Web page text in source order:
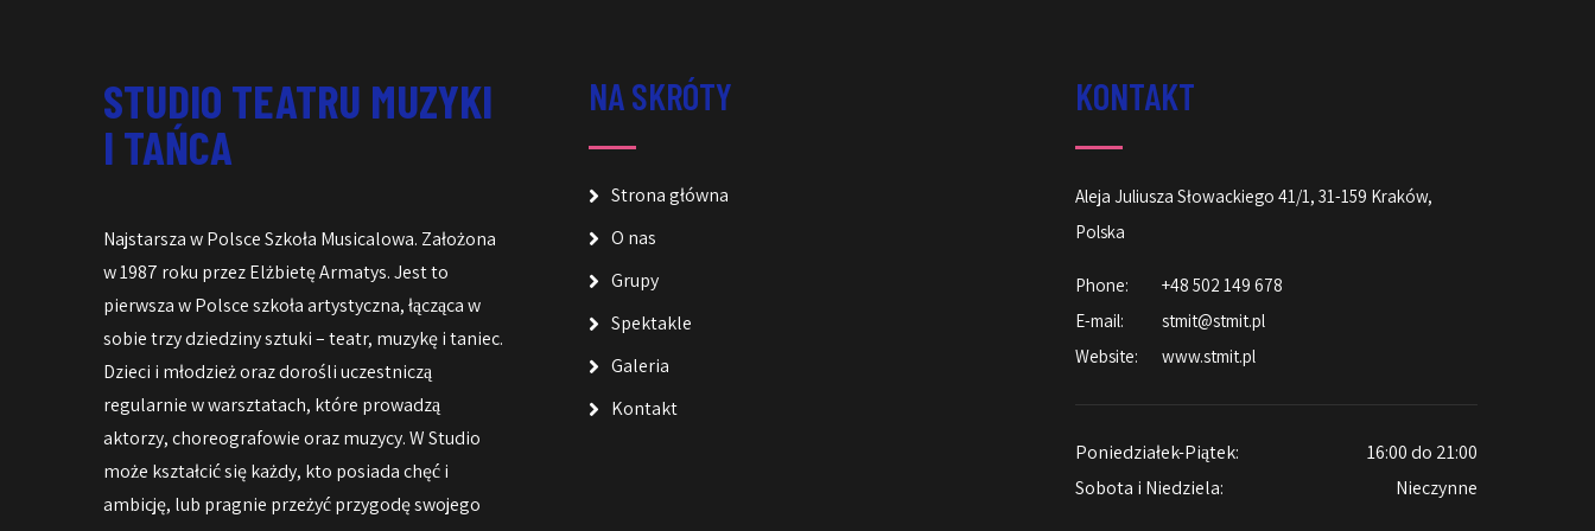
STUDIO TEATRU MUZYKI
I TAŃCA
Najstarsza w Polsce Szkoła Musicalowa. Założona
w 1987 roku przez Elżbietę Armatys. Jest to
pierwsza w Polsce szkoła artystyczna, łącząca w
sobie trzy dziedziny sztuki – teatr, muzykę i taniec.
Dzieci i młodzież oraz dorośli uczestniczą
regularnie w warsztatach, które prowadzą
aktorzy, choreografowie oraz muzycy. W Studio
może kształcić się każdy, kto posiada chęć i
ambicję, lub pragnie przeżyć przygodę swojego
NA SKRÓTY
Strona główna
O nas
Grupy
Spektakle
Galeria
Kontakt
KONTAKT
Aleja Juliusza Słowackiego 41/1, 31-159 Kraków,
Polska
Phone:
+48 502 149 678
E-mail:
stmit@stmit.pl
Website:
www.stmit.pl
Poniedziałek-Piątek:
16:00 do 21:00
Sobota i Niedziela:
Nieczynne